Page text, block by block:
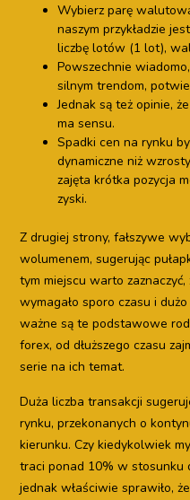
Wybierz parę
naszym przykładzie
liczbę lotów (1 lot),
Powszechnie
silnym trendom,
Jednak są też opinie,
ma sensu.
Spadki cen na rynku
dynamiczne niż
zajęta krótka pozycja
zyski.
Z drugiej strony, fałszywe
wolumenem, sugerując
tym miejscu warto
wymagało sporo czasu i
ważne są te podstawowe
forex, od dłuższego czasu
serie na ich temat.
Duża liczba transakcji
rynku, przekonanych o
kierunku. Czy kiedykolwiek
traci ponad 10% w stosunku
jednak właściwie sprawiło,